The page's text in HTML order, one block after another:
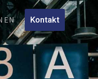
Kontakt